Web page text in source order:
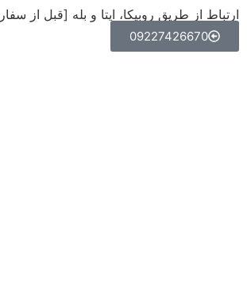
ارتباط از طریق روبیکا، ایتا و بله [قبل از
09227426670